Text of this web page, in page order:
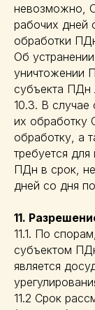
невозможно,
рабочих дней
обработки
Об
уничтожении
субъекта ПДн
10.3. В случае
их обработку
обработку, а
требуется
ПДн в срок,
дней со дня
11.
11.1. По
субъектом
является
11.2 Срок